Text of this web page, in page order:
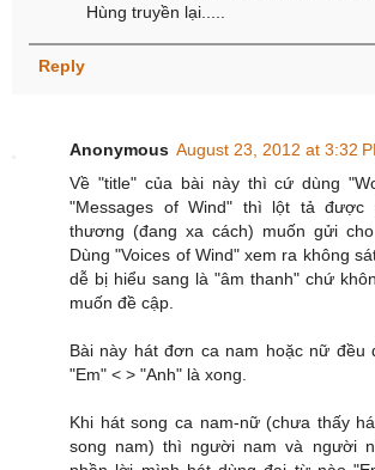
Hùng truyền lại.....
Reply
Anonymous August 23, 2012 at 3:32
Về "title" của bài này thì cứ dùng
"Messages of Wind" thì lột tả
thương (đang xa cách) muốn gửi
Dùng "Voices of Wind" xem ra không
dễ bị hiểu sang là "âm thanh" chứ
muốn đề cập.
Bài này hát đơn ca nam hoặc nữ đều
"Em" < > "Anh" là xong.
Khi hát song ca nam-nữ (chưa thấy
song nam) thì người nam và người